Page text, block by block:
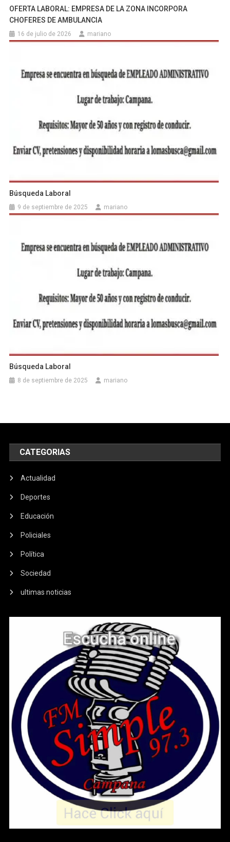
OFERTA LABORAL: EMPRESA DE LA ZONA INCORPORA
CHOFERES DE AMBULANCIA
16 de julio de 2026 mariano
Búsqueda Laboral
9 de septiembre de 2025 mariano
Búsqueda Laboral
8 de septiembre de 2025 mariano
CATEGORIAS
Actualidad
Deportes
Educación
Policiales
Política
Sociedad
ultimas noticias